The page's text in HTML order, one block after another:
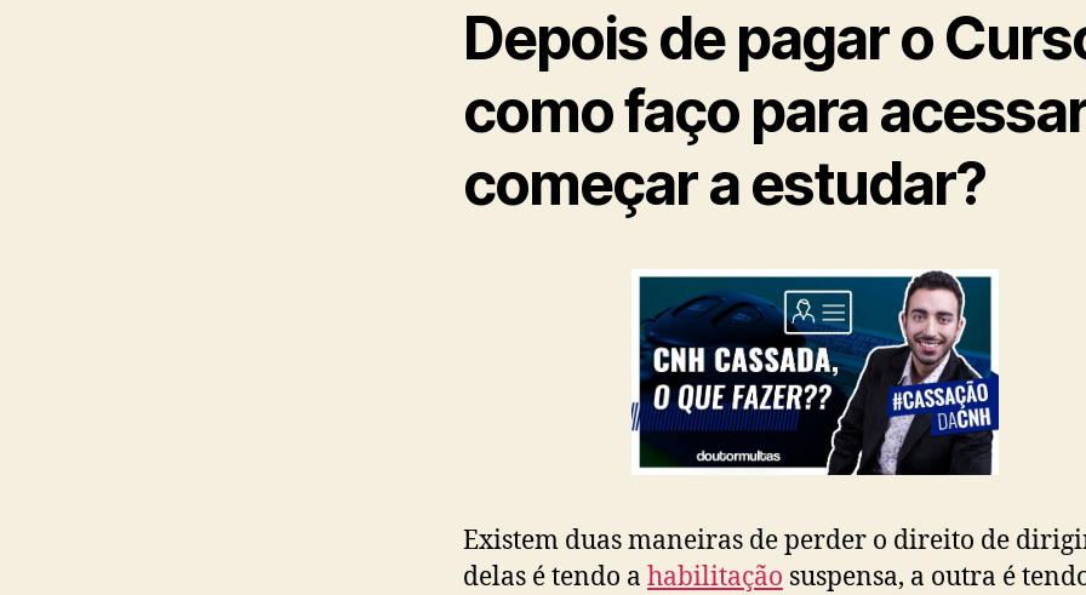
Depois de pagar o
como faço para
começar a estudar?
Existem duas maneiras de perder o direito de
delas é tendo a habilitação suspensa, a outra é